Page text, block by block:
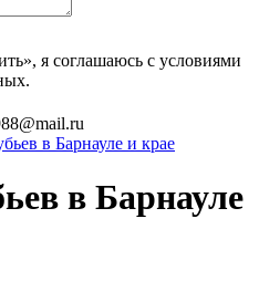
я соглашаюсь с условиями
в Барнауле и крае
в Барнауле